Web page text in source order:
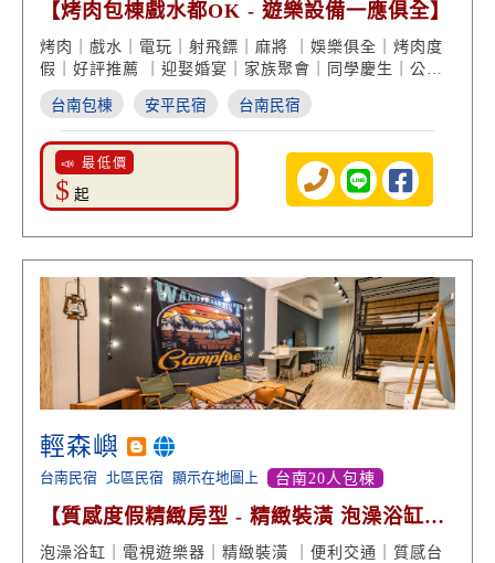
【烤肉包棟戲水都OK - 遊樂設備一應俱全】
烤肉｜戲水｜電玩｜射飛鏢｜麻將 ｜娛樂俱全｜烤肉度
假｜好評推薦 ｜迎娶婚宴｜家族聚會｜同學慶生｜公司
旅遊
台南包棟 安平民宿 台南民宿
📣 最低價
$ 起
輕森嶼
台南民宿 北區民宿 顯示在地圖上 台南20人包棟
【質感度假精緻房型 - 精緻裝潢 泡澡浴缸享
受】
泡澡浴缸｜電視遊樂器｜精緻裝潢 ｜便利交通｜質感台